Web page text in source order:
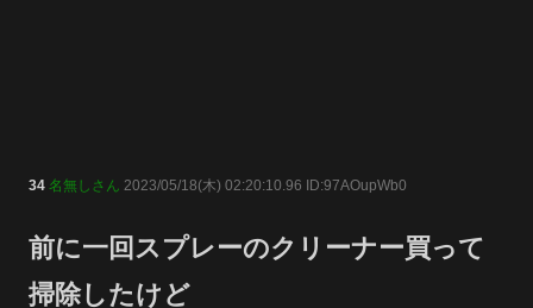
34 名無しさん 2023/05/18(木) 02:20:10.96 ID:97AOupWb0
前に一回スプレーのクリーナー買って
掃除したけど